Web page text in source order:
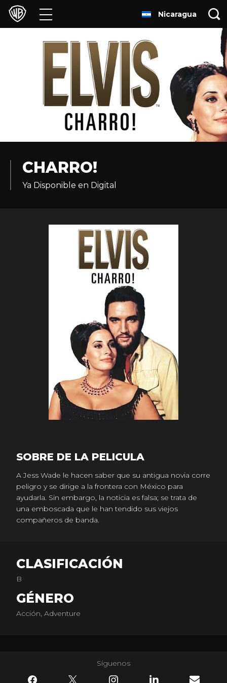
Películas
Series
Juegos y Aplicaciones
Franquicias
Colecciones
Experiencias
Nicaragua
CHARRO!
Ya Disponible en Digital
SOBRE DE LA PELICULA
A Jess Wade le hacen saber que su antigua novia corre
peligro y se dirige a la frontera con México para
ayudarla. Sin embargo, la noticia es falsa; se trata de
una emboscada que le han tendido sus viejos
compañeros de banda.
CLASIFICACIÓN
B
GÉNERO
Acción, Adventure
Síguenos